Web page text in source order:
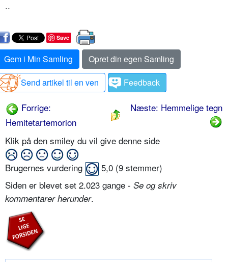
..
Save
Gem i Min Samling
Opret din egen Samling
Send artikel til en ven
Feedback
Forrige:
Hemitetartemorion
Næste: Hemmelige tegn
Klik på den smiley du vil give denne side
Brugernes vurdering 5,0 (9 stemmer)
Siden er blevet set 2.023 gange - Se og skriv
kommentarer herunder.